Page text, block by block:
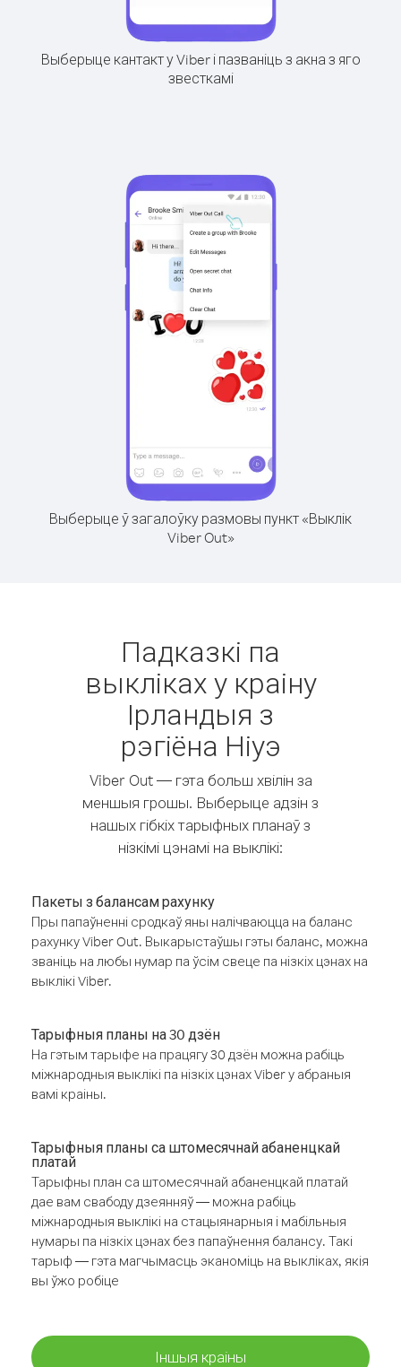
Выберыце кантакт у Viber і пазваніць з акна з яго
звесткамі
Выберыце ў загалоўку размовы пункт «Выклік
Viber Out»
Падказкі па
выкліках у краіну
Ірландыя з
рэгіёна Ніуэ
Viber Out — гэта больш хвілін за
меншыя грошы. Выберыце адзін з
нашых гібкіх тарыфных планаў з
нізкімі цэнамі на выклікі:
Пакеты з балансам рахунку
Пры папаўненні сродкаў яны налічваюцца на баланс
рахунку Viber Out. Выкарыстаўшы гэты баланс, можна
званіць на любы нумар па ўсім свеце па нізкіх цэнах на
выклікі Viber.
Тарыфныя планы на 30 дзён
На гэтым тарыфе на працягу 30 дзён можна рабіць
міжнародныя выклікі па нізкіх цэнах Viber у абраныя
вамі краіны.
Тарыфныя планы са штомесячнай абаненцкай
платай
Тарыфны план са штомесячнай абаненцкай платай
дае вам свабоду дзеянняў — можна рабіць
міжнародныя выклікі на стацыянарныя і мабільныя
нумары па нізкіх цэнах без папаўнення балансу. Такі
тарыф — гэта магчымасць эканоміць на выкліках, якія
вы ўжо робіце
Іншыя краіны